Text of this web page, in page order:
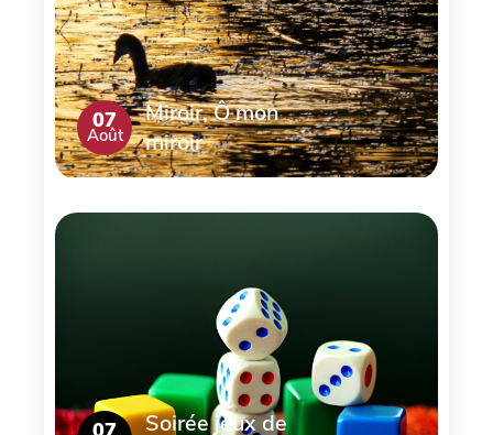
07
Août
Miroir, Ô mon
miroir
Soirée jeux de